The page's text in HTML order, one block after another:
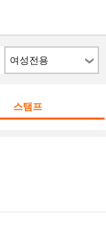
여성전용
스탬프